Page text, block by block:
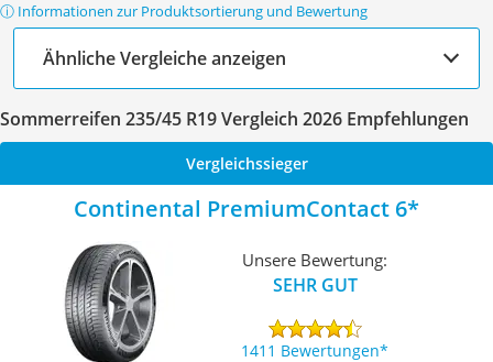
ⓘ Informationen zur Produktsortierung und Bewertung
Ähnliche Vergleiche anzeigen
Sommerreifen 235/45 R19 Vergleich 2026 Empfehlungen
Vergleichssieger
Continental PremiumContact 6
Unsere Bewertung:
SEHR GUT
1411 Bewertungen